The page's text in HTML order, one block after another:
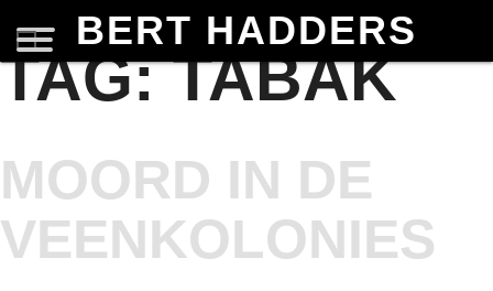
BERT HADDERS
TAG:TABAK
MOORD IN DE
VEENKOLONIES